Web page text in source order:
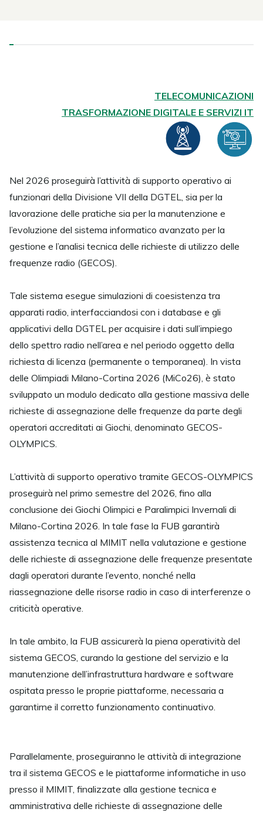
TELECOMUNICAZIONI
TRASFORMAZIONE DIGITALE E SERVIZI IT
Nel 2026 proseguirà l’attività di supporto operativo ai
funzionari della Divisione VII della DGTEL, sia per la
lavorazione delle pratiche sia per la manutenzione e
l’evoluzione del sistema informatico avanzato per la
gestione e l’analisi tecnica delle richieste di utilizzo delle
frequenze radio (GECOS).
Tale sistema esegue simulazioni di coesistenza tra
apparati radio, interfacciandosi con i database e gli
applicativi della DGTEL per acquisire i dati sull’impiego
dello spettro radio nell’area e nel periodo oggetto della
richiesta di licenza (permanente o temporanea). In vista
delle Olimpiadi Milano-Cortina 2026 (MiCo26), è stato
sviluppato un modulo dedicato alla gestione massiva delle
richieste di assegnazione delle frequenze da parte degli
operatori accreditati ai Giochi, denominato GECOS-
OLYMPICS.
L’attività di supporto operativo tramite GECOS-OLYMPICS
proseguirà nel primo semestre del 2026, fino alla
conclusione dei Giochi Olimpici e Paralimpici Invernali di
Milano-Cortina 2026. In tale fase la FUB garantirà
assistenza tecnica al MIMIT nella valutazione e gestione
delle richieste di assegnazione delle frequenze presentate
dagli operatori durante l’evento, nonché nella
riassegnazione delle risorse radio in caso di interferenze o
criticità operative.
In tale ambito, la FUB assicurerà la piena operatività del
sistema GECOS, curando la gestione del servizio e la
manutenzione dell’infrastruttura hardware e software
ospitata presso le proprie piattaforme, necessaria a
garantirne il corretto funzionamento continuativo.
Parallelamente, proseguiranno le attività di integrazione
tra il sistema GECOS e le piattaforme informatiche in uso
presso il MIMIT, finalizzate alla gestione tecnica e
amministrativa delle richieste di assegnazione delle